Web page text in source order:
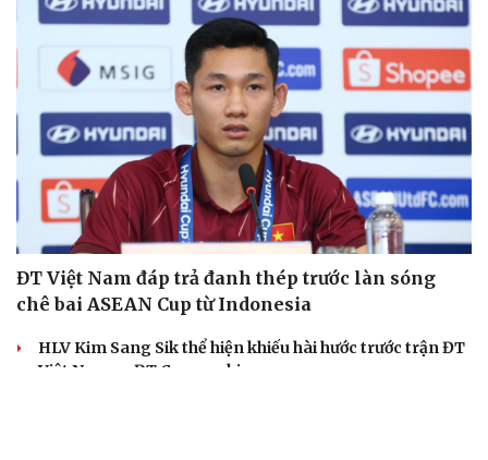
ĐT Việt Nam đáp trả đanh thép trước làn sóng
chê bai ASEAN Cup từ Indonesia
HLV Kim Sang Sik thể hiện khiếu hài hước trước trận ĐT
Việt Nam vs ĐT Campuchia